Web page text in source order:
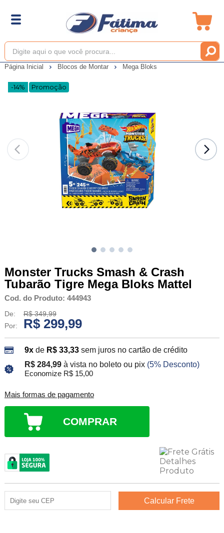
Página Inicial Blocos de Montar Mega Bloks
-14% Promoção
Monster Trucks Smash & Crash
Tubarão Tigre Mega Bloks Mattel
Cod. do Produto: 444943
De:
R$ 349,99
Por:
R$ 299,99
9xde R$ 33,33 sem juros no cartão de crédito
R$ 284,99 à vista no boleto ou pix (5% Desconto)
Economize R$ 15,00
Mais formas de pagamento
COMPRAR